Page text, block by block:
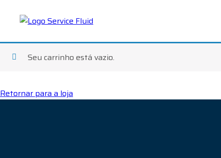
Seu carrinho está vazio.
Retornar para a loja